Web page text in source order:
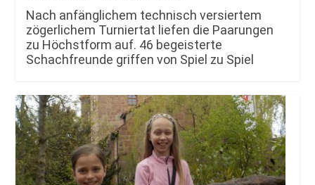
Nach anfänglichem technisch versiertem
zögerlichem Turniertat liefen die Paarungen
zu Höchstform auf. 46 begeisterte
Schachfreunde griffen von Spiel zu Spiel